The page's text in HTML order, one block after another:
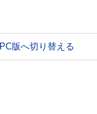
PC版へ切り替える